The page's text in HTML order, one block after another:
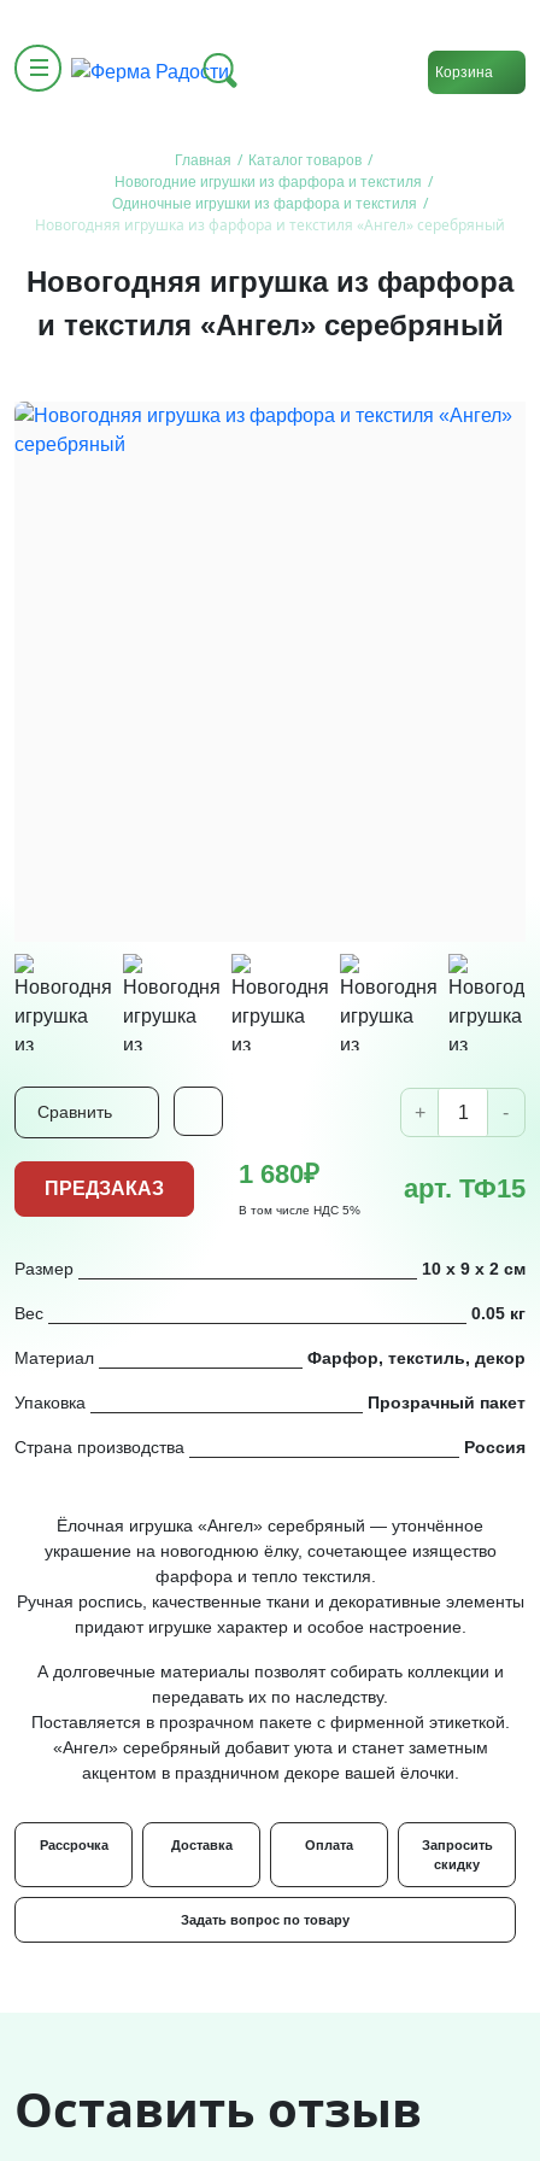
Корзина
Главная / Каталог товаров /
Новогодние игрушки из фарфора и текстиля /
Одиночные игрушки из фарфора и текстиля /
Новогодняя игрушка из фарфора и текстиля «Ангел» серебряный
Новогодняя игрушка из фарфора
и текстиля «Ангел» серебряный
Сравнить + -
ПРЕДЗАКАЗ 1 680₽
В том числе НДС 5%
арт. ТФ15
Размер 10 х 9 х 2 см
Вес 0.05 кг
Материал Фарфор, текстиль, декор
Упаковка Прозрачный пакет
Страна производства Россия
Ёлочная игрушка «Ангел» серебряный — утончённое
украшение на новогоднюю ёлку, сочетающее изящество
фарфора и тепло текстиля.
Ручная роспись, качественные ткани и декоративные элементы
придают игрушке характер и особое настроение.
А долговечные материалы позволят собирать коллекции и
передавать их по наследству.
Поставляется в прозрачном пакете с фирменной этикеткой.
«Ангел» серебряный добавит уюта и станет заметным
акцентом в праздничном декоре вашей ёлочки.
Рассрочка Доставка Оплата
Запросить
скидку
Задать вопрос по товару
Оставить отзыв